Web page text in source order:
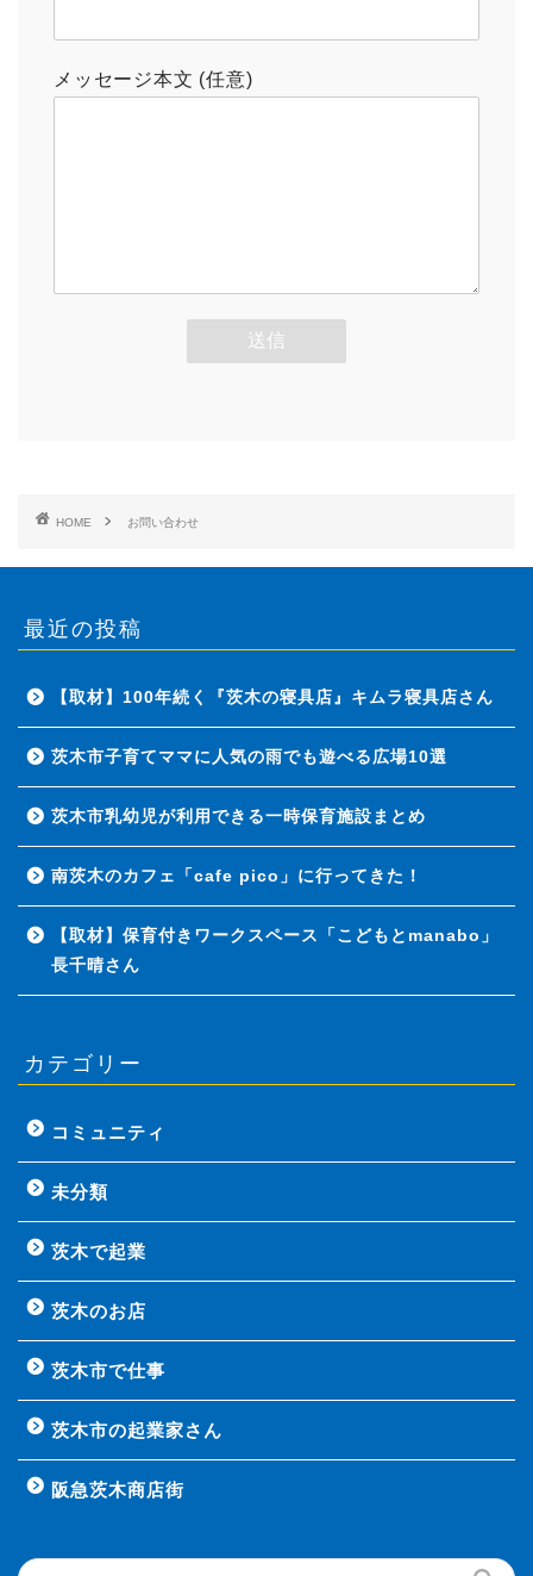
メッセージ本文 (任意)
HOME お問い合わせ
最近の投稿
【取材】100年続く『茨木の寝具店』キムラ寝具店さん
茨木市子育てママに人気の雨でも遊べる広場10選
茨木市乳幼児が利用できる一時保育施設まとめ
南茨木のカフェ「cafe pico」に行ってきた！
【取材】保育付きワークスペース「こどもとmanabo」
長千晴さん
カテゴリー
コミュニティ
未分類
茨木で起業
茨木のお店
茨木市で仕事
茨木市の起業家さん
阪急茨木商店街